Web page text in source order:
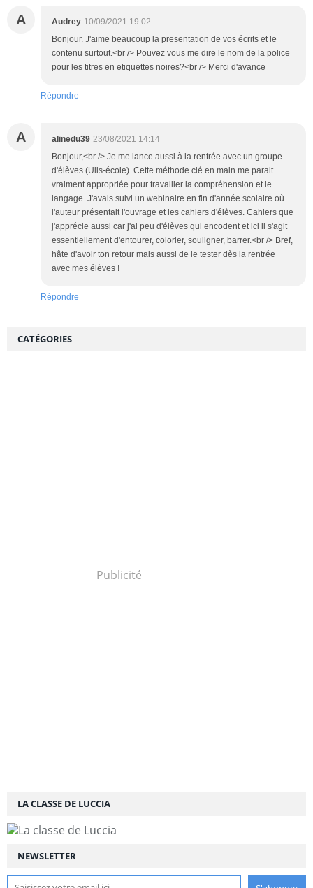
A Audrey 10/09/2021 19:02
Bonjour. J'aime beaucoup la presentation de vos écrits et le
contenu surtout.<br /> Pouvez vous me dire le nom de la police
pour les titres en etiquettes noires?<br /> Merci d'avance
Répondre
A alinedu39 23/08/2021 14:14
Bonjour,<br /> Je me lance aussi à la rentrée avec un groupe
d'élèves (Ulis-école). Cette méthode clé en main me parait
vraiment appropriée pour travailler la compréhension et le
langage. J'avais suivi un webinaire en fin d'année scolaire où
l'auteur présentait l'ouvrage et les cahiers d'élèves. Cahiers que
j'apprécie aussi car j'ai peu d'élèves qui encodent et ici il s'agit
essentiellement d'entourer, colorier, souligner, barrer.<br /> Bref,
hâte d'avoir ton retour mais aussi de le tester dès la rentrée
avec mes élèves !
Répondre
Publicité
NEWSLETTER
LA CLASSE DE LUCCIA
CATÉGORIES